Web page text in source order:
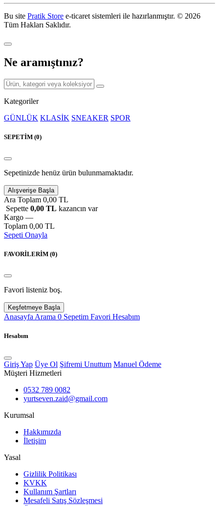
Bu site Pratik Store e-ticaret sistemleri ile hazırlanmıştır. © 2026
Tüm Hakları Saklıdır.
Ne aramıştınız?
Kategoriler
GÜNLÜK KLASİK SNEAKER SPOR
SEPETİM (0)
Sepetinizde henüz ürün bulunmamaktadır.
Alışverişe Başla
Ara Toplam 0,00 TL
Sepette 0,00 TL kazancın var
Kargo —
Toplam 0,00 TL
Sepeti Onayla
FAVORİLERİM (0)
Favori listeniz boş.
Keşfetmeye Başla
Anasayfa Arama 0 Sepetim Favori Hesabım
Hesabım
Giriş Yap Üye Ol Şifremi Unuttum Manuel Ödeme
Müşteri Hizmetleri
0532 789 0082
yurtseven.zaid@gmail.com
Kurumsal
Hakkımızda
İletişim
Yasal
Gizlilik Politikası
KVKK
Kullanım Şartları
Mesafeli Satış Sözleşmesi